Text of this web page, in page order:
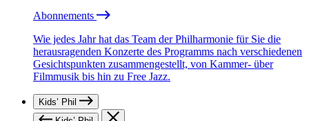
Abonnements
Wie jedes Jahr hat das Team der Philharmonie für Sie die
herausragenden Konzerte des Programms nach verschiedenen
Gesichtspunkten zusammengestellt, von Kammer- über
Filmmusik bis hin zu Free Jazz.
Kids’ Phil